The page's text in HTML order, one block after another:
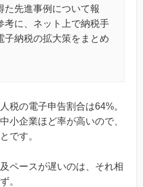
た先進事例について報
考に、ネット上で納税手
子納税の拡大策をまとめ
税の電子申告割合は64%。
小企業ほど率が高いので、
です。
ペースが遅いのは、それ相
。